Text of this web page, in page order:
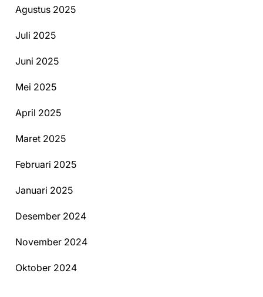
Agustus 2025
Juli 2025
Juni 2025
Mei 2025
April 2025
Maret 2025
Februari 2025
Januari 2025
Desember 2024
November 2024
Oktober 2024